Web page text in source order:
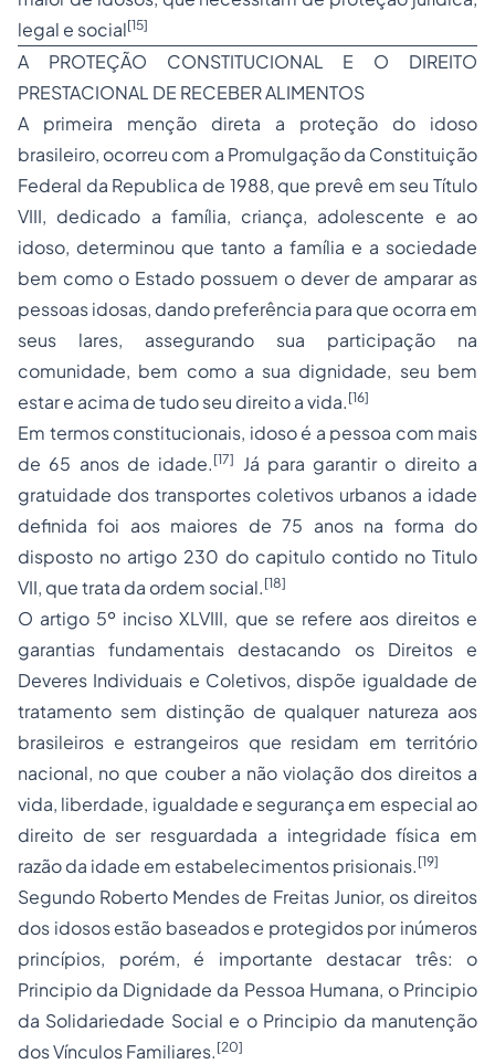
legal e social[15]
A PROTEÇÃO CONSTITUCIONAL E O DIREITO
PRESTACIONAL DE RECEBER ALIMENTOS
A primeira menção direta a proteção do idoso
brasileiro, ocorreu com a Promulgação da Constituição
Federal da Republica de 1988, que prevê em seu Título
VIII, dedicado a família, criança, adolescente e ao
idoso, determinou que tanto a família e a sociedade
bem como o Estado possuem o dever de amparar as
pessoas idosas, dando preferência para que ocorra em
seus lares, assegurando sua participação na
comunidade, bem como a sua dignidade, seu bem
estar e acima de tudo seu direito a vida. [16]
Em termos constitucionais, idoso é a pessoa com mais
de 65 anos de idade. [17]
Já para garantir o direito a
gratuidade dos transportes coletivos urbanos a idade
definida foi aos maiores de 75 anos na forma do
disposto no artigo 230 do capitulo contido no Titulo
VII, que trata da ordem social. [18]
O artigo 5º inciso XLVIII, que se refere aos direitos e
garantias fundamentais destacando os Direitos e
Deveres Individuais e Coletivos, dispõe igualdade de
tratamento sem distinção de qualquer natureza aos
brasileiros e estrangeiros que residam em território
nacional, no que couber a não violação dos direitos a
vida, liberdade, igualdade e segurança em especial ao
direito de ser resguardada a integridade física em
razão da idade em estabelecimentos prisionais. [19]
Segundo Roberto Mendes de Freitas Junior, os direitos
dos idosos estão baseados e protegidos por inúmeros
princípios, porém, é importante destacar três: o
Principio da Dignidade da Pessoa Humana, o Principio
da Solidariedade Social e o Principio da manutenção
dos Vínculos Familiares. [20]